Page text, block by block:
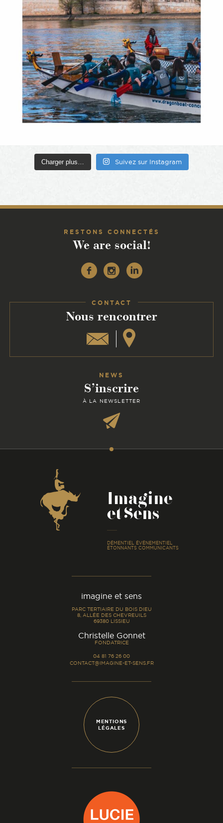
Charger plus… Suivez sur Instagram
RESTONS CONNECTÉS
We are social!
CONTACT
Nous rencontrer
NEWS
S’inscrire
À LA NEWSLETTER
Coordonnées
Imagine
et Sens
DÉMENTIEL ÉVÉNEMENTIEL
ÉTONNANTS COMMUNICANTS
imagine et sens
PARC TERTIAIRE DU BOIS DIEU
8, ALLÉE DES CHEVREUILS
69380 LISSIEU
Christelle Gonnet-
FONDATRICE
04 81 76 26 00
CONTACT@IMAGINE-ET-SENS.FR
MENTIONS
LÉGALES